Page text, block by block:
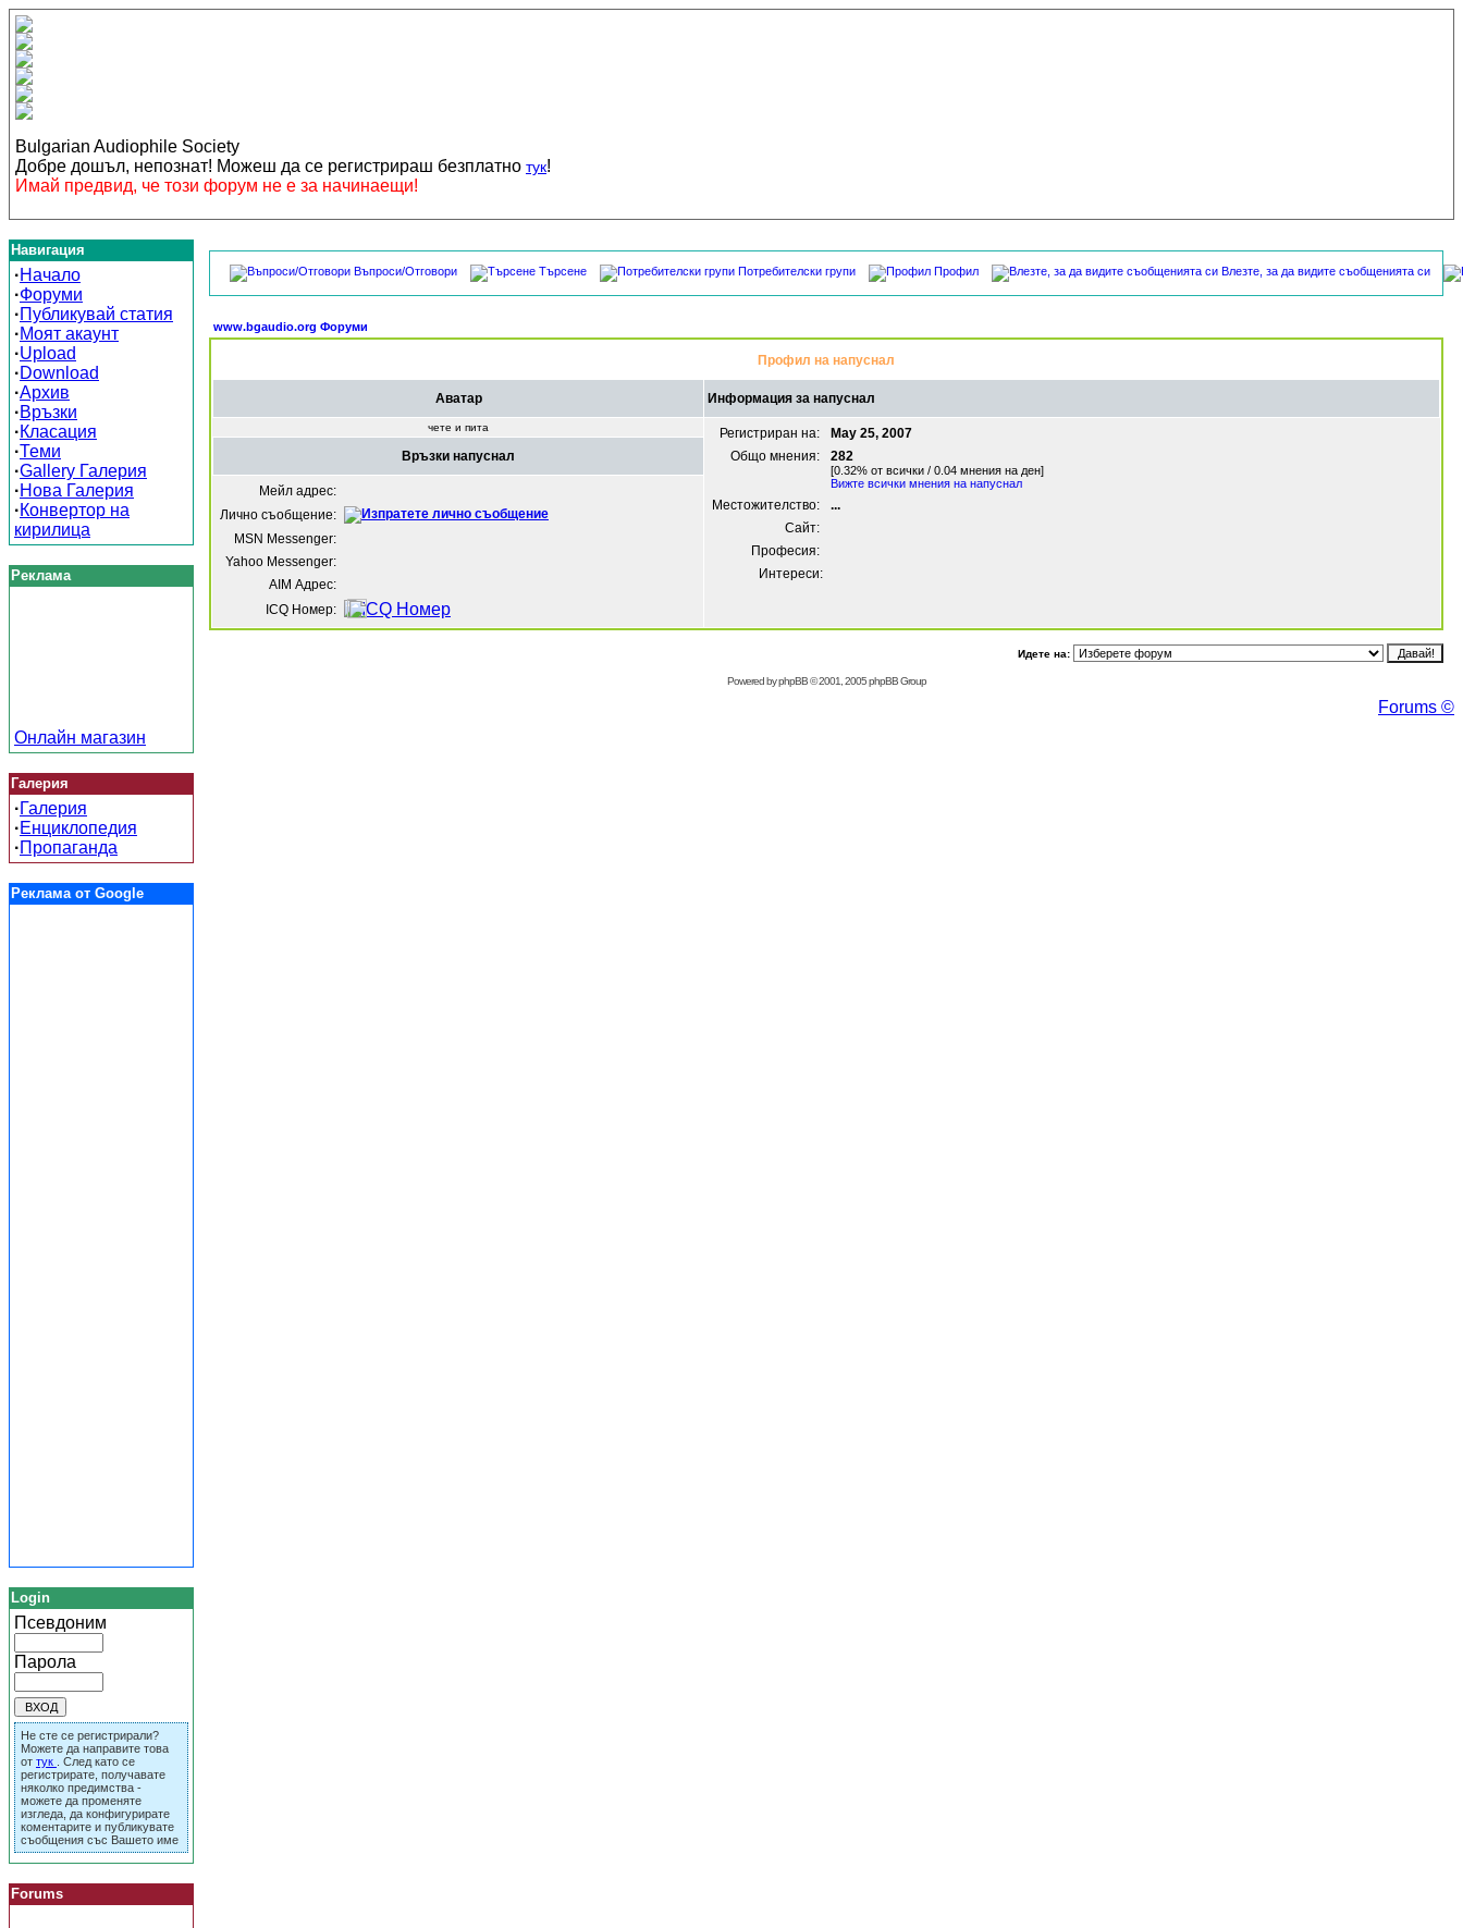
Bulgarian Audiophile Society
Добре дошъл, непознат! Можеш да се регистрираш безплатно тук!
Имай предвид, че този форум не е за начинаещи!
Навигация
·Начало
·Форуми
·Публикувай статия
·Моят акаунт
·Upload
·Download
·Архив
·Връзки
·Класация
·Теми
·Gallery Галерия
·Нова Галерия
·Конвертор на
кирилица
Реклама
Онлайн магазин
Галерия
·Галерия
·Енциклопедия
·Пропаганда
Реклама от Google
Login
Псевдоним
Парола
Не сте се регистрирали?
Можете да направите това
от тук
. След като се
регистрирате, получавате
няколко предимства -
можете да променяте
изгледа, да конфигурирате
коментарите и публикувате
съобщения със Вашето име
Forums
Въпроси/Отговори Търсене Потребителски групи Профил Влезте, за да видите съобщенията си
www.bgaudio.org Форуми
Профил на напуснал
Аватар Информация за напуснал
чете и пита Регистриран на:
May 25, 2007
Общо мнения:
282
[0.32% от всички / 0.04 мнения на ден]
Вижте всички мнения на напуснал
Местожителство:
...
Сайт:
Професия:
Интереси:
Връзки напуснал
Мейл адрес:
Лично съобщение:
MSN Messenger:
Yahoo Messenger:
AIM Адрес:
ICQ Номер:
Идете на:
Powered byphpBB© 2001, 2005 phpBB Group
Forums ©